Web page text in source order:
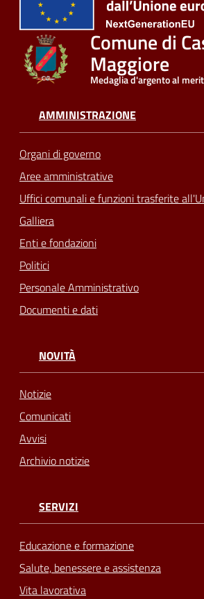
Comune di
Maggiore
Medaglia d'argento al
AMMINISTRAZIONE
Organi di governo
Aree amministrative
Uffici comunali e funzioni trasferite
Galliera
Enti e fondazioni
Politici
Personale Amministrativo
Documenti e dati
NOVITÀ
Notizie
Comunicati
Avvisi
Archivio notizie
SERVIZI
Educazione e formazione
Salute, benessere e assistenza
Vita lavorativa